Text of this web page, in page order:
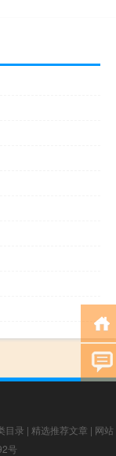
目录 | 精选推荐文章 | 网站
号